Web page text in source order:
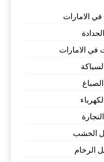
الامارات
في الامارات
الخشب
الرخام